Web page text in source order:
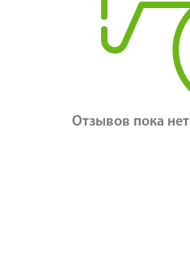
Отзывов пока нет